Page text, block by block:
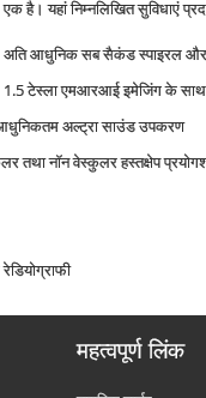
एक है। यहां निम्‍नलिखित सुविधाएं
अति आधुनिक सब सैकंड स्‍पाइरल और
1.5 टेस्‍ला एमआरआई इमेजिंग के साथ
आधुनिकतम अल्‍ट्रा साउंड उपकरण
तथा नॉन वेस्‍कुलर हस्‍तक्षेप
महत्वपूर्ण लिंक